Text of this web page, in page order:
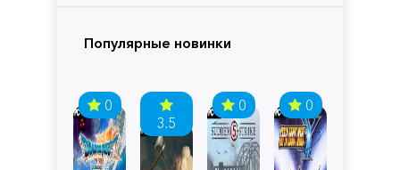
Популярные новинки
0
3.5
0 0